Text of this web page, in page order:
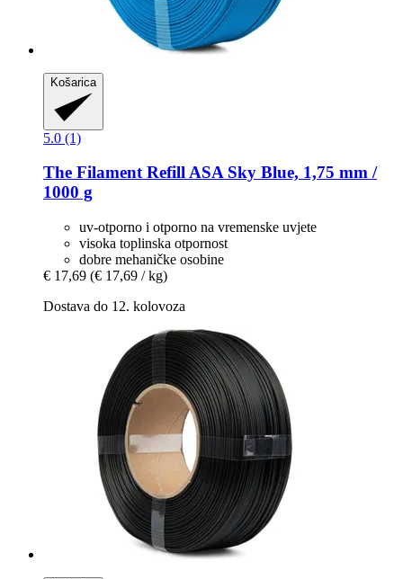
Košarica
5.0 (1)
The FilamentRefill ASA Sky Blue, 1,75 mm /
1000 g
uv-otporno i otporno na vremenske uvjete
visoka toplinska otpornost
dobre mehaničke osobine
€ 17,69 (€ 17,69 / kg)
Dostava do 12. kolovoza